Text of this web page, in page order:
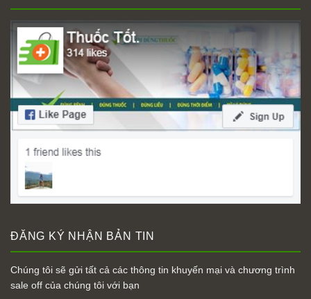
ĐĂNG KÝ NHẬN BẢN TIN
Chúng tôi sẽ gửi tất cả các thông tin khuyến mại và chương trình
sale off của chúng tôi với bạn